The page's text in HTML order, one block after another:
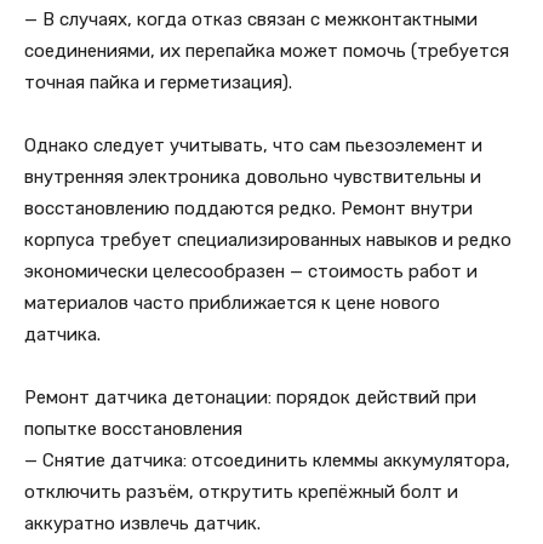
— В случаях, когда отказ связан с межконтактными
соединениями, их перепайка может помочь (требуется
точная пайка и герметизация).
Однако следует учитывать, что сам пьезоэлемент и
внутренняя электроника довольно чувствительны и
восстановлению поддаются редко. Ремонт внутри
корпуса требует специализированных навыков и редко
экономически целесообразен — стоимость работ и
материалов часто приближается к цене нового
датчика.
Ремонт датчика детонации: порядок действий при
попытке восстановления
— Снятие датчика: отсоединить клеммы аккумулятора,
отключить разъём, открутить крепёжный болт и
аккуратно извлечь датчик.